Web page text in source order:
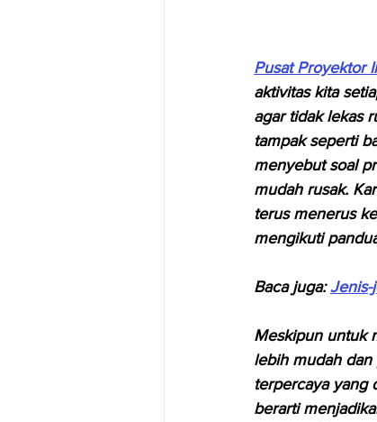
Pusat Proyektor
aktivitas kita
agar tidak lekas
tampak seperti
menyebut soal
mudah rusak.
terus menerus
mengikuti
Baca juga: Jenis-
Meskipun untuk
lebih mudah
terpercaya yang
berarti